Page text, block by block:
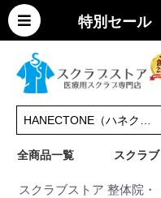
特別セール
全商品一覧 スクラブ
スクラブストア 整体院・